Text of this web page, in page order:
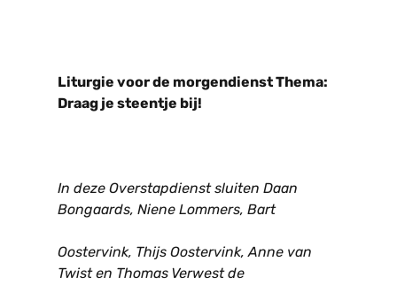
Liturgie voor de morgendienst Thema:
Draag je steentje bij!
In deze Overstapdienst sluiten Daan
Bongaards, Niene Lommers, Bart
Oostervink, Thijs Oostervink, Anne van
Twist en Thomas Verwest de